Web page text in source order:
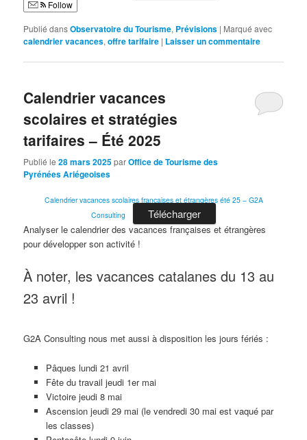
Follow
Publié dansObservatoire du Tourisme, Prévisions | Marqué avec
calendrier vacances,offre tarifaire | Laisser un commentaire
Calendrier vacances
scolaires et stratégies
tarifaires – Été 2025
Publié le28 mars 2025parOffice de Tourisme des
Pyrénées Ariégeoises
Calendrier vacances scolaires françaises et étrangères été 25 – G2A
Consulting
Télécharger
Analyser le calendrier des vacances françaises et étrangères
pour développer son activité !
À noter, les vacances catalanes du 13 au
23 avril !
G2A Consulting nous met aussi à disposition les jours fériés :
Pâques lundi 21 avril
Fête du travail jeudi 1er mai
Victoire jeudi 8 mai
Ascension jeudi 29 mai (le vendredi 30 mai est vaqué par
les classes)